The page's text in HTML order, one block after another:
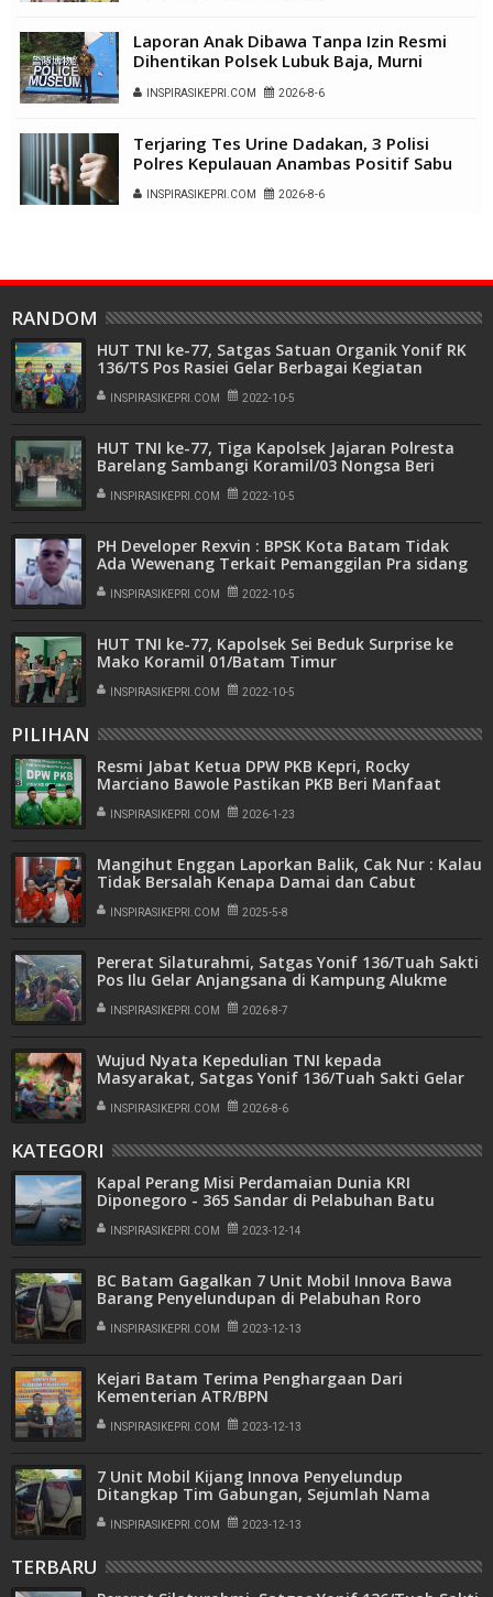
Laporan Anak Dibawa Tanpa Izin Resmi
Dihentikan Polsek Lubuk Baja, Murni
Sengketa Hak Asuh
INSPIRASIKEPRI.COM 2026-8-6
Terjaring Tes Urine Dadakan, 3 Polisi
Polres Kepulauan Anambas Positif Sabu
INSPIRASIKEPRI.COM 2026-8-6
RANDOM
HUT TNI ke-77, Satgas Satuan Organik Yonif RK
136/TS Pos Rasiei Gelar Berbagai Kegiatan
Bersama Masyarakat
INSPIRASIKEPRI.COM 2022-10-5
HUT TNI ke-77, Tiga Kapolsek Jajaran Polresta
Barelang Sambangi Koramil/03 Nongsa Beri
Surprise
INSPIRASIKEPRI.COM 2022-10-5
PH Developer Rexvin : BPSK Kota Batam Tidak
Ada Wewenang Terkait Pemanggilan Pra sidang
Klien Kami
INSPIRASIKEPRI.COM 2022-10-5
HUT TNI ke-77, Kapolsek Sei Beduk Surprise ke
Mako Koramil 01/Batam Timur
INSPIRASIKEPRI.COM 2022-10-5
PILIHAN
Resmi Jabat Ketua DPW PKB Kepri, Rocky
Marciano Bawole Pastikan PKB Beri Manfaat
Nyata Bagi Masyarakat
INSPIRASIKEPRI.COM 2026-1-23
Mangihut Enggan Laporkan Balik, Cak Nur : Kalau
Tidak Bersalah Kenapa Damai dan Cabut
Laporan
INSPIRASIKEPRI.COM 2025-5-8
Pererat Silaturahmi, Satgas Yonif 136/Tuah Sakti
Pos Ilu Gelar Anjangsana di Kampung Alukme
INSPIRASIKEPRI.COM 2026-8-7
Wujud Nyata Kepedulian TNI kepada
Masyarakat, Satgas Yonif 136/Tuah Sakti Gelar
Pengobatan Keliling di Kampung Kalome
INSPIRASIKEPRI.COM 2026-8-6
KATEGORI
Kapal Perang Misi Perdamaian Dunia KRI
Diponegoro - 365 Sandar di Pelabuhan Batu
Ampar
INSPIRASIKEPRI.COM 2023-12-14
BC Batam Gagalkan 7 Unit Mobil Innova Bawa
Barang Penyelundupan di Pelabuhan Roro
Punggur
INSPIRASIKEPRI.COM 2023-12-13
Kejari Batam Terima Penghargaan Dari
Kementerian ATR/BPN
INSPIRASIKEPRI.COM 2023-12-13
7 Unit Mobil Kijang Innova Penyelundup
Ditangkap Tim Gabungan, Sejumlah Nama
Disinyalir Big Bos Mencuat
INSPIRASIKEPRI.COM 2023-12-13
TERBARU